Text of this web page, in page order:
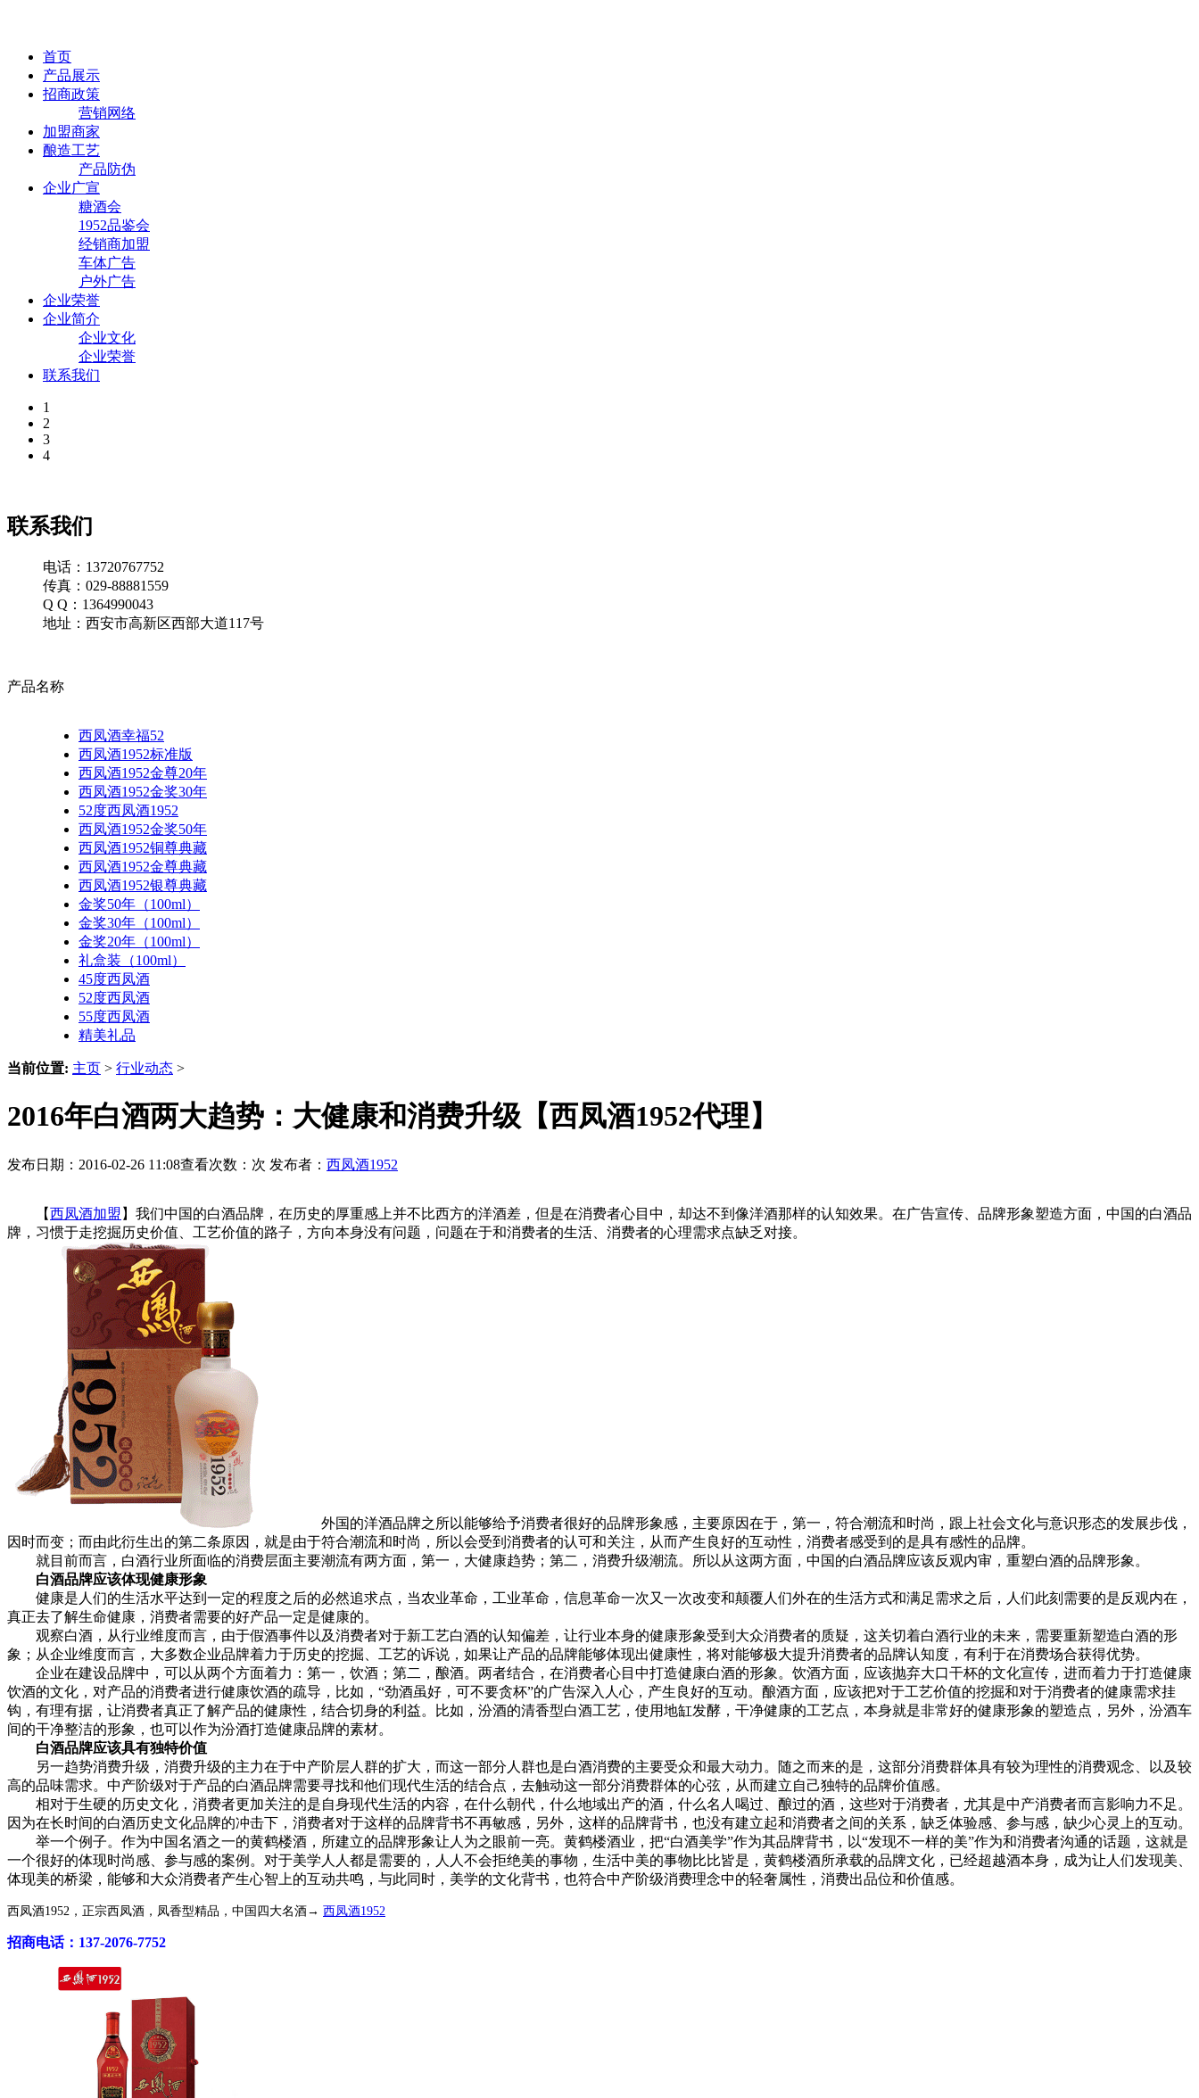
首页
产品展示
招商政策
营销网络
加盟商家
酿造工艺
产品防伪
企业广宣
糖酒会
1952品鉴会
经销商加盟
车体广告
户外广告
企业荣誉
企业简介
企业文化
企业荣誉
联系我们
1
2
3
4
联系我们
电话：13720767752
传真：029-88881559
Q Q：1364990043
地址：西安市高新区西部大道117号
产品名称
西凤酒幸福52
西凤酒1952标准版
西凤酒1952金尊20年
西凤酒1952金奖30年
52度西凤酒1952
西凤酒1952金奖50年
西凤酒1952铜尊典藏
西凤酒1952金尊典藏
西凤酒1952银尊典藏
金奖50年（100ml）
金奖30年（100ml）
金奖20年（100ml）
礼盒装（100ml）
45度西凤酒
52度西凤酒
55度西凤酒
精美礼品
当前位置: 主页 > 行业动态 >
2016年白酒两大趋势：大健康和消费升级【西凤酒1952代理】
发布日期：2016-02-26 11:08查看次数： 次 发布者： 西凤酒1952
【西凤酒加盟 】我们中国的白酒品牌，在历史的厚重感上并不比西方的洋酒差，但是在消费者心目中，却达不到像洋酒那样的认知效果。在广告宣传、品牌形象塑造方面，中国的白酒品
牌，习惯于走挖掘历史价值、工艺价值的路子，方向本身没有问题，问题在于和消费者的生活、消费者的心理需求点缺乏对接。
外国的洋酒品牌之所以能够给予消费者很好的品牌形象感，主要原因在于，第一，符合潮流和时尚，跟上社会文化与意识形态的发展步伐，
因时而变；而由此衍生出的第二条原因，就是由于符合潮流和时尚，所以会受到消费者的认可和关注，从而产生良好的互动性，消费者感受到的是具有感性的品牌。
就目前而言，白酒行业所面临的消费层面主要潮流有两方面，第一，大健康趋势；第二，消费升级潮流。所以从这两方面，中国的白酒品牌应该反观内审，重塑白酒的品牌形象。
白酒品牌应该体现健康形象
健康是人们的生活水平达到一定的程度之后的必然追求点，当农业革命，工业革命，信息革命一次又一次改变和颠覆人们外在的生活方式和满足需求之后，人们此刻需要的是反观内在，
真正去了解生命健康，消费者需要的好产品一定是健康的。
观察白酒，从行业维度而言，由于假酒事件以及消费者对于新工艺白酒的认知偏差，让行业本身的健康形象受到大众消费者的质疑，这关切着白酒行业的未来，需要重新塑造白酒的形
象；从企业维度而言，大多数企业品牌着力于历史的挖掘、工艺的诉说，如果让产品的品牌能够体现出健康性，将对能够极大提升消费者的品牌认知度，有利于在消费场合获得优势。
企业在建设品牌中，可以从两个方面着力：第一，饮酒；第二，酿酒。两者结合，在消费者心目中打造健康白酒的形象。饮酒方面，应该抛弃大口干杯的文化宣传，进而着力于打造健康
饮酒的文化，对产品的消费者进行健康饮酒的疏导，比如，“劲酒虽好，可不要贪杯”的广告深入人心，产生良好的互动。酿酒方面，应该把对于工艺价值的挖掘和对于消费者的健康需求挂
钩，有理有据，让消费者真正了解产品的健康性，结合切身的利益。比如，汾酒的清香型白酒工艺，使用地缸发酵，干净健康的工艺点，本身就是非常好的健康形象的塑造点，另外，汾酒车
间的干净整洁的形象，也可以作为汾酒打造健康品牌的素材。
白酒品牌应该具有独特价值
另一趋势消费升级，消费升级的主力在于中产阶层人群的扩大，而这一部分人群也是白酒消费的主要受众和最大动力。随之而来的是，这部分消费群体具有较为理性的消费观念、以及较
高的品味需求。中产阶级对于产品的白酒品牌需要寻找和他们现代生活的结合点，去触动这一部分消费群体的心弦，从而建立自己独特的品牌价值感。
相对于生硬的历史文化，消费者更加关注的是自身现代生活的内容，在什么朝代，什么地域出产的酒，什么名人喝过、酿过的酒，这些对于消费者，尤其是中产消费者而言影响力不足。
因为在长时间的白酒历史文化品牌的冲击下，消费者对于这样的品牌背书不再敏感，另外，这样的品牌背书，也没有建立起和消费者之间的关系，缺乏体验感、参与感，缺少心灵上的互动。
举一个例子。作为中国名酒之一的黄鹤楼酒，所建立的品牌形象让人为之眼前一亮。黄鹤楼酒业，把“白酒美学”作为其品牌背书，以“发现不一样的美”作为和消费者沟通的话题，这就是
一个很好的体现时尚感、参与感的案例。对于美学人人都是需要的，人人不会拒绝美的事物，生活中美的事物比比皆是，黄鹤楼酒所承载的品牌文化，已经超越酒本身，成为让人们发现美、
体现美的桥梁，能够和大众消费者产生心智上的互动共鸣，与此同时，美学的文化背书，也符合中产阶级消费理念中的轻奢属性，消费出品位和价值感。
西凤酒1952，正宗西凤酒，凤香型精品，中国四大名酒→ 西凤酒1952
招商电话：137-2076-7752